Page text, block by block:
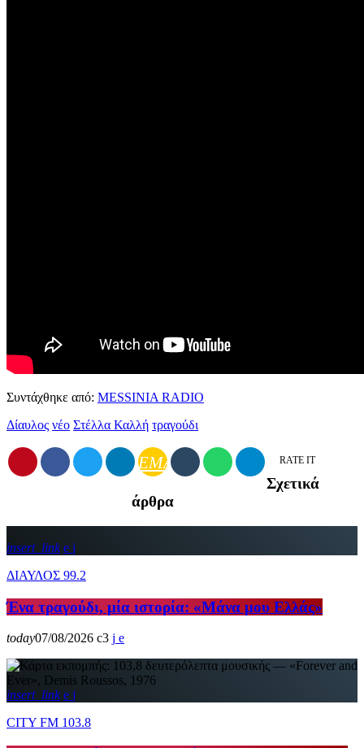
Συντάχθηκε από: MESSINIA RADIO
Δίαυλος νέο Στέλλα Καλλή τραγούδι
EMAIL RATE IT
Σχετικά
άρθρα
insert_link
ΔΙΑΥΛΟΣ 99.2
Ένα τραγούδι, μία ιστορία: «Μάνα μου Ελλάς»
today07/08/2026 3
insert_link
CITY FM 103.8